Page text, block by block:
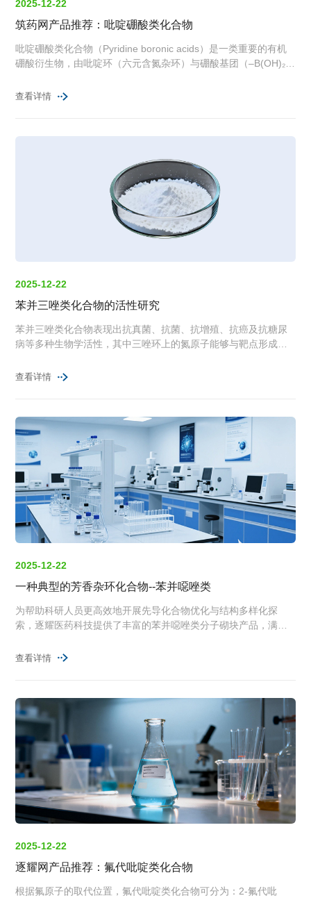
2025-12-22
筑药网产品推荐：吡啶硼酸类化合物
吡啶硼酸类化合物（Pyridine boronic acids）是一类重要的有机
硼酸衍生物，由吡啶环（六元含氮杂环）与硼酸基团（–B(OH)₂）
查看详情
2025-12-22
苯并三唑类化合物的活性研究
苯并三唑类化合物表现出抗真菌、抗菌、抗增殖、抗癌及抗糖尿
病等多种生物学活性，其中三唑环上的氮原子能够与靶点形成氢
查看详情
2025-12-22
一种典型的芳香杂环化合物--苯并噁唑类
为帮助科研人员更高效地开展先导化合物优化与结构多样化探
索，逐耀医药科技提供了丰富的苯并噁唑类分子砌块产品，满足
查看详情
2025-12-22
逐耀网产品推荐：氟代吡啶类化合物
根据氟原子的取代位置，氟代吡啶类化合物可分为：2-氟代吡